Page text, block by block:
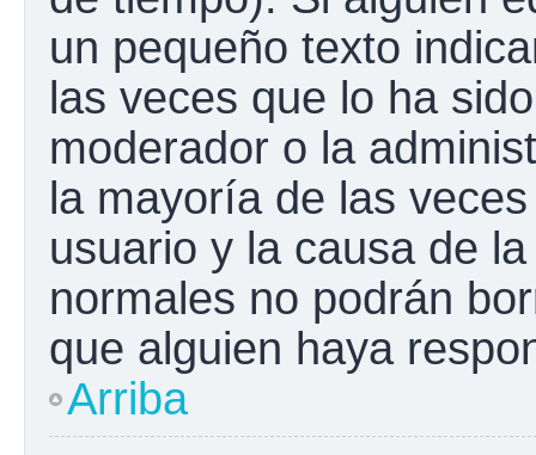
un pequeño texto
las veces que lo ha
moderador o la
la mayoría de las
usuario y la causa de
normales no podrán
que alguien haya
Arriba